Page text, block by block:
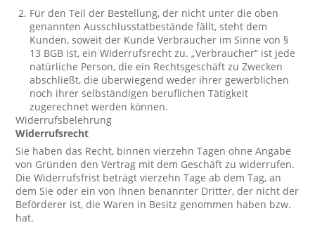
Für den Teil der Bestellung, der nicht unter die oben
genannten Ausschlusstatbestände fällt, steht dem
Kunden, soweit der Kunde Verbraucher im Sinne von §
13 BGB ist, ein Widerrufsrecht zu. „Verbraucher“ ist jede
natürliche Person, die ein Rechtsgeschäft zu Zwecken
abschließt, die überwiegend weder ihrer gewerblichen
noch ihrer selbständigen beruflichen Tätigkeit
zugerechnet werden können.
Widerrufsbelehrung
Widerrufsrecht
Sie haben das Recht, binnen vierzehn Tagen ohne Angabe
von Gründen den Vertrag mit dem Geschäft zu widerrufen.
Die Widerrufsfrist beträgt vierzehn Tage ab dem Tag, an
dem Sie oder ein von Ihnen benannter Dritter, der nicht der
Beförderer ist, die Waren in Besitz genommen haben bzw.
hat.